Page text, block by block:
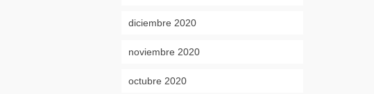
diciembre 2020
noviembre 2020
octubre 2020